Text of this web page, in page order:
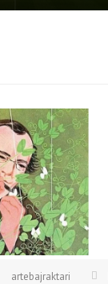
artebajraktari